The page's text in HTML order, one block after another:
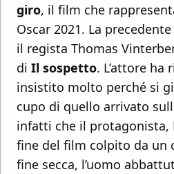
giro, il film che
Oscar 2021. La
il regista Thomas
di Il sospetto. L’attore ha
insistito molto perché si
cupo di quello arrivato
infatti che il protagonista,
fine del film colpito da un
fine secca, l’uomo